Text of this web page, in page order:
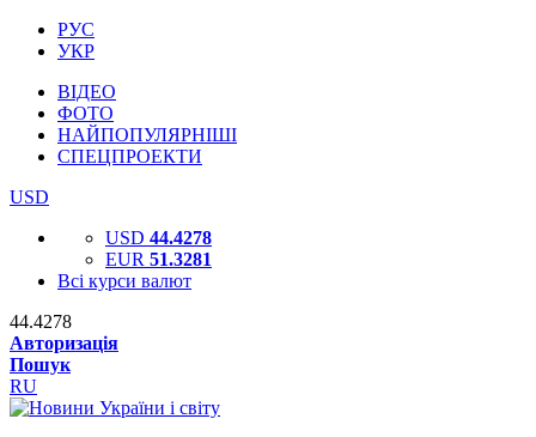
РУС
УКР
ВІДЕО
ФОТО
НАЙПОПУЛЯРНІШІ
СПЕЦПРОЕКТИ
USD
USD 44.4278
EUR 51.3281
Всі курси валют
44.4278
Авторизація
Пошук
RU